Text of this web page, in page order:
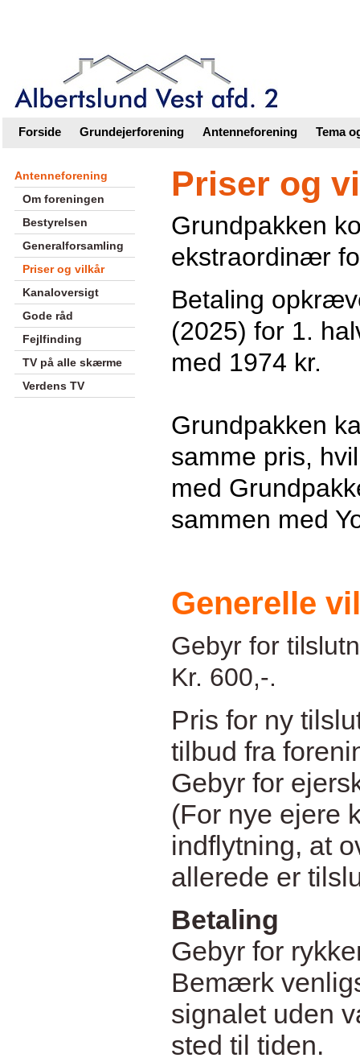
Forside Grundejerforening Antenneforening Tema
Antenneforening
Om foreningen
Bestyrelsen
Generalforsamling
Priser og vilkår
Kanaloversigt
Gode råd
Fejlfinding
TV på alle skærme
Verdens TV
Priser og
Grundpakken
ekstraordinær
Betaling
(2025) for 1.
med 1974 kr.
Grundpakken
samme pris,
med
sammen med
Generelle
Gebyr for
Kr. 600,-.
Pris for ny
tilbud fra
Gebyr for
(For nye ejere
indflytning, at
allerede er
Betaling
Gebyr for
Bemærk
signalet uden
sted til tiden.